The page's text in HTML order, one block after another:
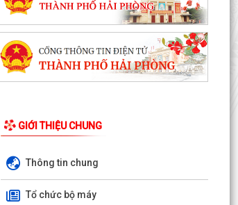
GIỚI THIỆU CHUNG
Thông tin chung
Tổ chức bộ máy
PHƯỜNG BẠCH ĐẰNG CÓ 2 TUYẾN ĐƯỜNG
ĐƯỢC ĐẶT TÊN THEO NGHỊ QUYẾT SỐ
22/2026/NQ-HĐND, NGÀY 28/7/2026...